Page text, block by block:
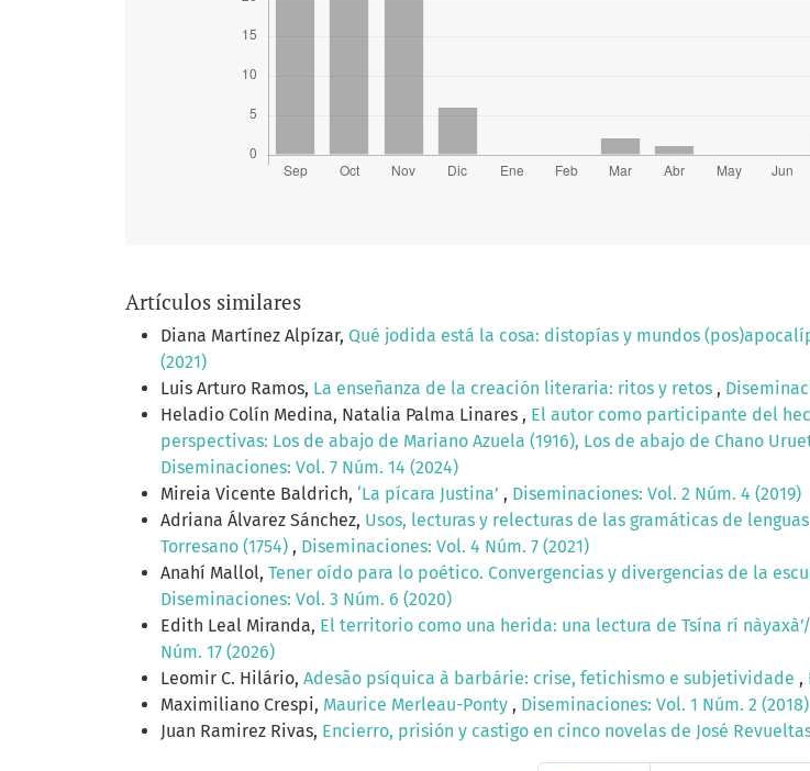
Artículos similares
Diana Martínez Alpízar, Qué jodida está la cosa: distopías y mundos
(2021)
Luis Arturo Ramos, La enseñanza de la creación literaria: ritos y retos ,
Heladio Colín Medina, Natalia Palma Linares , El autor como participante del
perspectivas: Los de abajo de Mariano Azuela (1916), Los de abajo de Chano
Diseminaciones: Vol. 7 Núm. 14 (2024)
Mireia Vicente Baldrich, ‘La pícara Justina’ , Diseminaciones: Vol. 2 Núm. 4 (2019)
Adriana Álvarez Sánchez, Usos, lecturas y relecturas de las gramáticas de
Torresano (1754) , Diseminaciones: Vol. 4 Núm. 7 (2021)
Anahí Mallol, Tener oído para lo poético. Convergencias y divergencias de la
Diseminaciones: Vol. 3 Núm. 6 (2020)
Edith Leal Miranda, El territorio como una herida: una lectura de Tsína rí
Núm. 17 (2026)
Leomir C. Hilário, Adesão psíquica à barbárie: crise, fetichismo e subjetividade ,
Maximiliano Crespi, Maurice Merleau-Ponty , Diseminaciones: Vol. 1 Núm. 2 (2018)
Juan Ramirez Rivas, Encierro, prisión y castigo en cinco novelas de José